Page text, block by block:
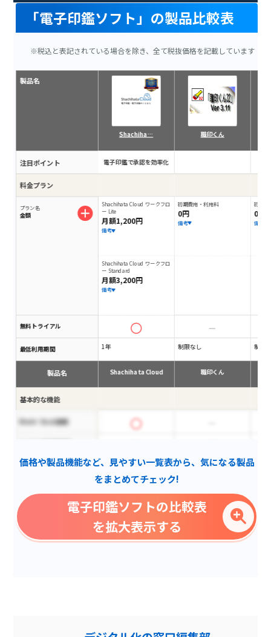
「電子印鑑ソフト」の製品比較表
※税込と表記されている場合を除き、全て税抜価格を記載しています
製品名
注目ポイント
料金プラン
プラン名
金額
無料トライアル
最低利用期間
製品名
基本的な機能
Word・Excel連携
即時作成
印鑑データ保存機能
会社印(角印)
Shachiha…
電子印鑑で承認を効率化
Shachihata Cloud ワークフロ
ー Lite
月額1,200円
備考
Shachihata Cloud ワークフロ
ー Standard
月額3,200円
備考
1年
Shachihata Cloud
職印くん
初期費用・利用料
0円
備考
制限なし
職印くん
初期費
0円
備考
制限
価格や製品機能など、見やすい一覧表から、気になる製品
をまとめてチェック!
電子印鑑ソフトの比較表
を拡大表示する